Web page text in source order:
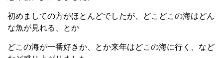
初めましての方がほとんどでしたが、どこどこの海はどん
な魚が見れる、とか
どこの海が一番好きか、とか来年はどこの海に行く、など